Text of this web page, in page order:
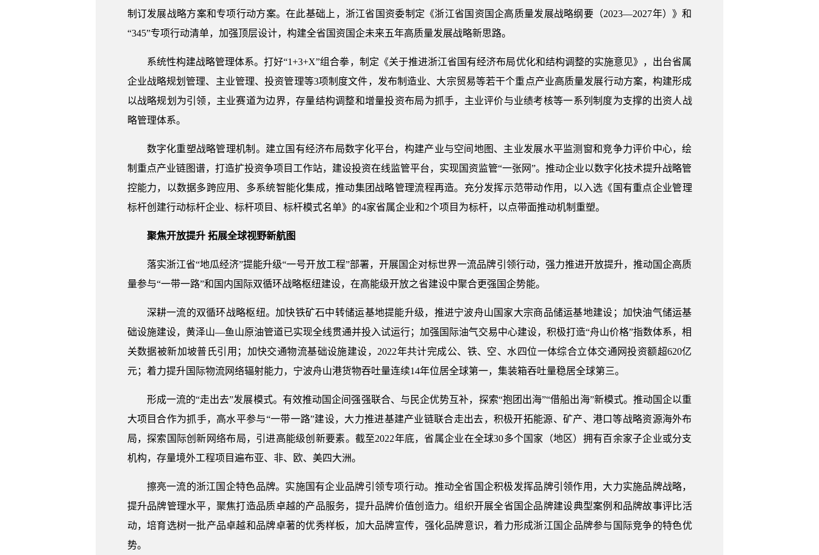
制订发展战略方案和专项行动方案。在此基础上，浙江省国资委制定《浙江省国资国企高质量发展战略纲要（2023—2027年）》和
“345”专项行动清单，加强顶层设计，构建全省国资国企未来五年高质量发展战略新思路。
系统性构建战略管理体系。打好“1+3+X”组合拳，制定《关于推进浙江省国有经济布局优化和结构调整的实施意见》，出台省属
企业战略规划管理、主业管理、投资管理等3项制度文件，发布制造业、大宗贸易等若干个重点产业高质量发展行动方案，构建形成
以战略规划为引领，主业赛道为边界，存量结构调整和增量投资布局为抓手，主业评价与业绩考核等一系列制度为支撑的出资人战
略管理体系。
数字化重塑战略管理机制。建立国有经济布局数字化平台，构建产业与空间地图、主业发展水平监测窗和竞争力评价中心，绘
制重点产业链图谱，打造扩投资争项目工作站，建设投资在线监管平台，实现国资监管“一张网”。推动企业以数字化技术提升战略管
控能力，以数据多跨应用、多系统智能化集成，推动集团战略管理流程再造。充分发挥示范带动作用，以入选《国有重点企业管理
标杆创建行动标杆企业、标杆项目、标杆模式名单》的4家省属企业和2个项目为标杆，以点带面推动机制重塑。
聚焦开放提升 拓展全球视野新航图
落实浙江省“地瓜经济”提能升级“一号开放工程”部署，开展国企对标世界一流品牌引领行动，强力推进开放提升，推动国企高质
量参与“一带一路”和国内国际双循环战略枢纽建设，在高能级开放之省建设中聚合更强国企势能。
深耕一流的双循环战略枢纽。加快铁矿石中转储运基地提能升级，推进宁波舟山国家大宗商品储运基地建设；加快油气储运基
础设施建设，黄泽山—鱼山原油管道已实现全线贯通并投入试运行；加强国际油气交易中心建设，积极打造“舟山价格”指数体系，相
关数据被新加坡普氏引用；加快交通物流基础设施建设，2022年共计完成公、铁、空、水四位一体综合立体交通网投资额超620亿
元；着力提升国际物流网络辐射能力，宁波舟山港货物吞吐量连续14年位居全球第一，集装箱吞吐量稳居全球第三。
形成一流的“走出去”发展模式。有效推动国企间强强联合、与民企优势互补，探索“抱团出海”“借船出海”新模式。推动国企以重
大项目合作为抓手，高水平参与“一带一路”建设，大力推进基建产业链联合走出去，积极开拓能源、矿产、港口等战略资源海外布
局，探索国际创新网络布局，引进高能级创新要素。截至2022年底，省属企业在全球30多个国家（地区）拥有百余家子企业或分支
机构，存量境外工程项目遍布亚、非、欧、美四大洲。
擦亮一流的浙江国企特色品牌。实施国有企业品牌引领专项行动。推动全省国企积极发挥品牌引领作用，大力实施品牌战略，
提升品牌管理水平，聚焦打造品质卓越的产品服务，提升品牌价值创造力。组织开展全省国企品牌建设典型案例和品牌故事评比活
动，培育选树一批产品卓越和品牌卓著的优秀样板，加大品牌宣传，强化品牌意识，着力形成浙江国企品牌参与国际竞争的特色优
势。